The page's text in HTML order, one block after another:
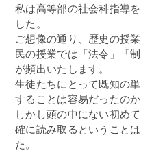
私は高等部の社会科指導
した。
ご想像の通り、歴史の授
民の授業では「法令」「
が頻出いたします。
生徒たちにとって既知の
することは容易だったのか
しかし頭の中にない初め
確に読み取るということ
た。